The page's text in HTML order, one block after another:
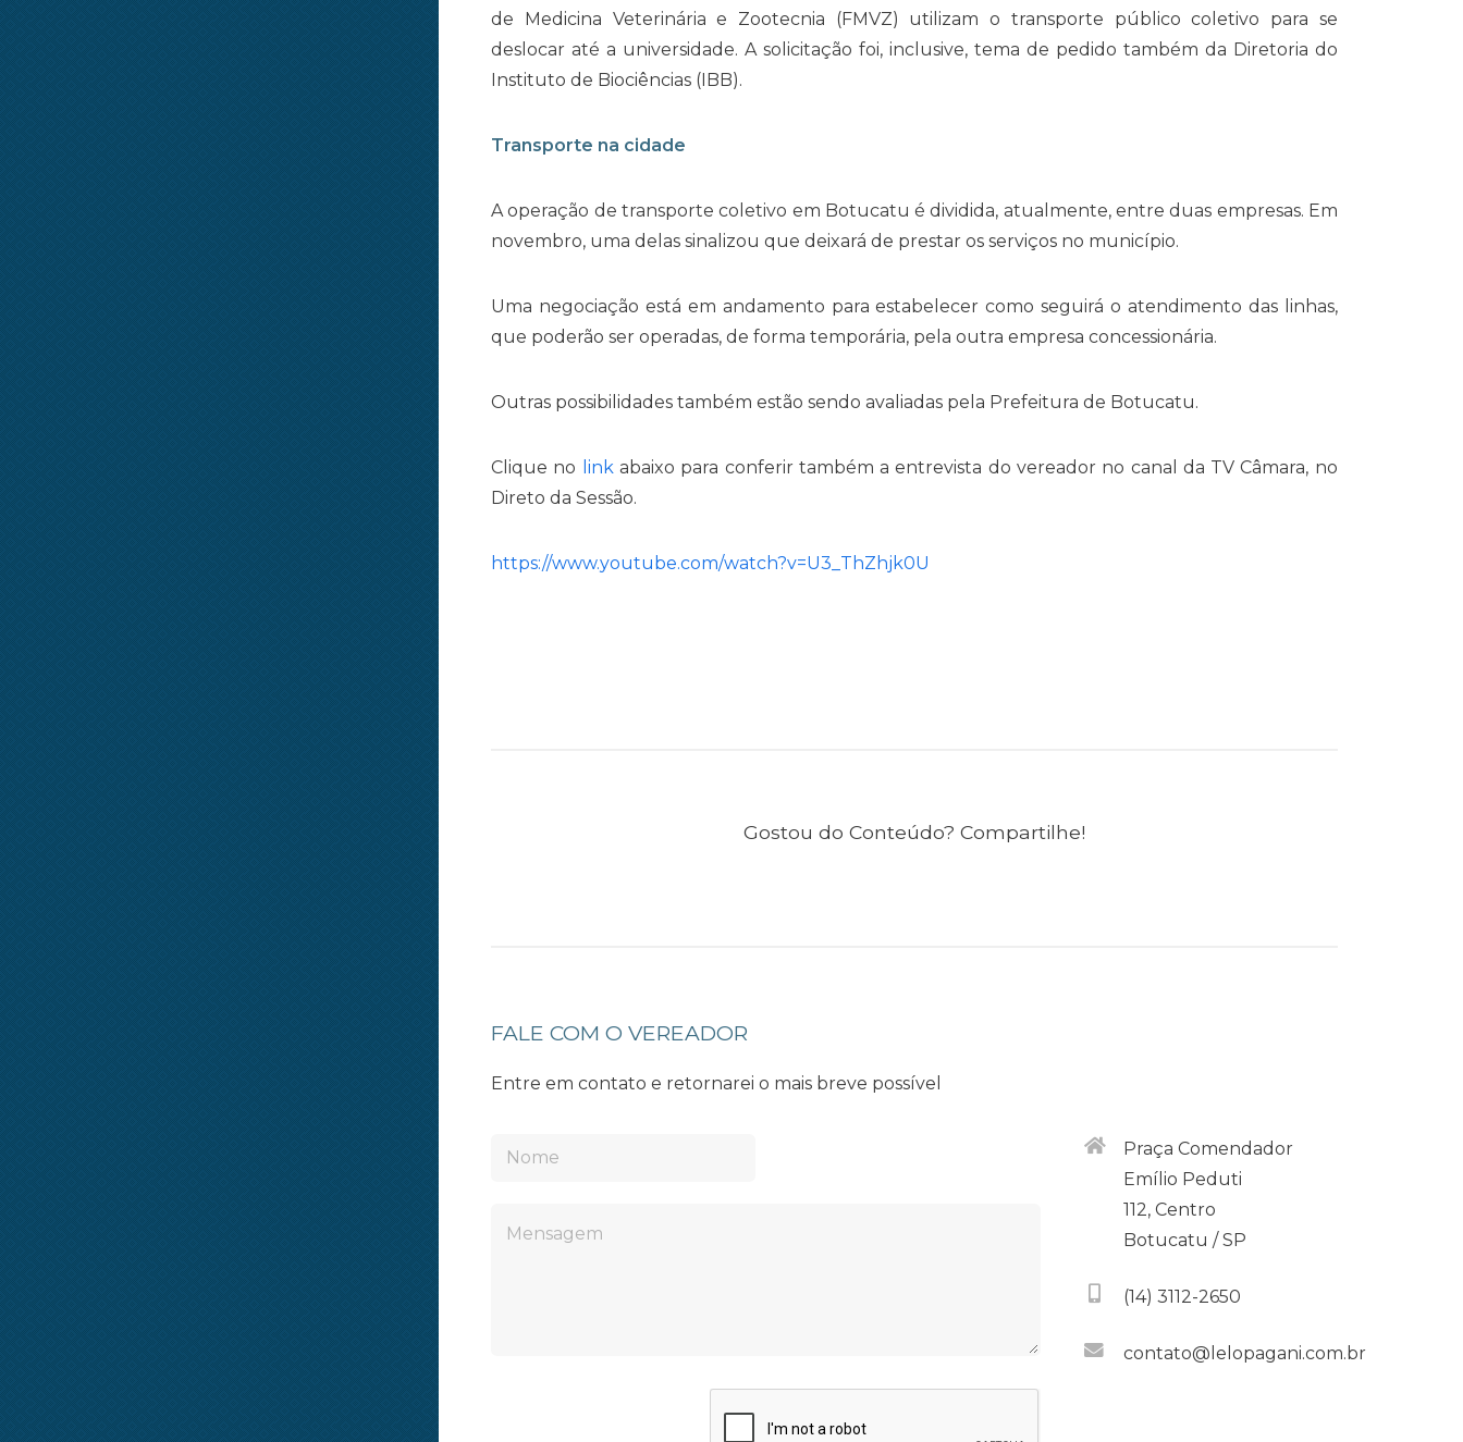
de Medicina Veterinária e Zootecnia (FMVZ) utilizam o transporte público coletivo para se
deslocar até a universidade. A solicitação foi, inclusive, tema de pedido também da Diretoria do
Instituto de Biociências (IBB).
Transporte na cidade
A operação de transporte coletivo em Botucatu é dividida, atualmente, entre duas empresas. Em
novembro, uma delas sinalizou que deixará de prestar os serviços no município.
Uma negociação está em andamento para estabelecer como seguirá o atendimento das linhas,
que poderão ser operadas, de forma temporária, pela outra empresa concessionária.
Outras possibilidades também estão sendo avaliadas pela Prefeitura de Botucatu.
Clique no link abaixo para conferir também a entrevista do vereador no canal da TV Câmara, no
Direto da Sessão.
https://www.youtube.com/watch?v=U3_ThZhjk0U
Gostou do Conteúdo? Compartilhe!
FALE COM O VEREADOR
Entre em contato e retornarei o mais breve possível
Praça Comendador
Emílio Peduti
112, Centro
Botucatu / SP
(14) 3112-2650
contato@lelopagani.com.br